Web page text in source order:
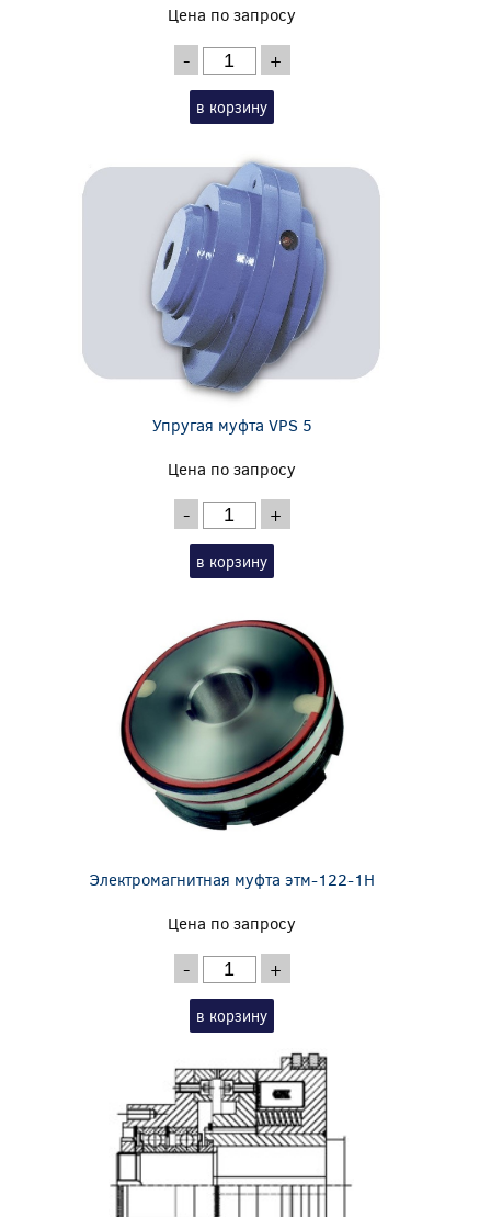
Цена по запросу
- +
в корзину
Упругая муфта VPS 5
Цена по запросу
- +
в корзину
Электромагнитная муфта этм-122-1Н
Цена по запросу
- +
в корзину